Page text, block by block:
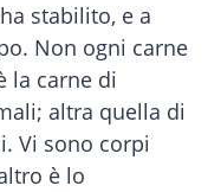
stabilito, e a
Non ogni carne
la carne di
altra quella di
Vi sono corpi
è lo